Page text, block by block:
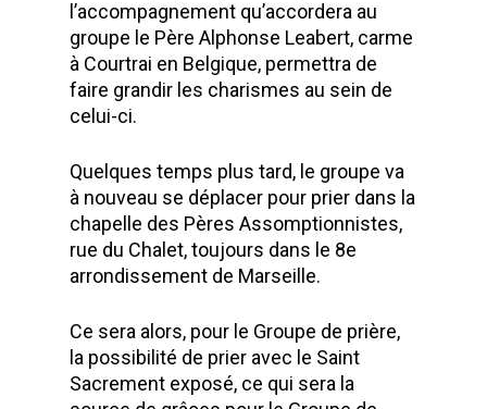
l’accompagnement qu’accordera au
groupe le Père Alphonse Leabert, carme
à Courtrai en Belgique, permettra de
faire grandir les charismes au sein de
celui-ci.
Quelques temps plus tard, le groupe va
à nouveau se déplacer pour prier dans la
chapelle des Pères Assomptionnistes,
rue du Chalet, toujours dans le 8e
arrondissement de Marseille.
Ce sera alors, pour le Groupe de prière,
la possibilité de prier avec le Saint
Sacrement exposé, ce qui sera la